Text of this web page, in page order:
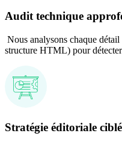
Audit technique
Nous analysons chaque
structure HTML) pour
Stratégie éditoriale